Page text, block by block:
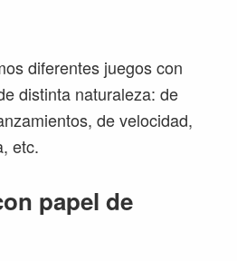
diferentes juegos con
distinta naturaleza: de
de velocidad,
etc.
papel de